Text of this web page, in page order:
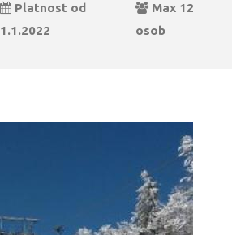
Platnost od
1.1.2022
Max 12
osob